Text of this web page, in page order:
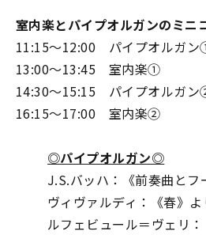
室内楽とパイプオルガンのミニ
11:15～12:00 パイプオルガ
13:00～13:45 室内楽①
14:30～15:15 パイプオルガ
16:15～17:00 室内楽②
◎パイプオルガン◎
J.S.バッハ：《前奏曲とフ
ヴィヴァルディ：《春》
ルフェビュール＝ヴェリ：